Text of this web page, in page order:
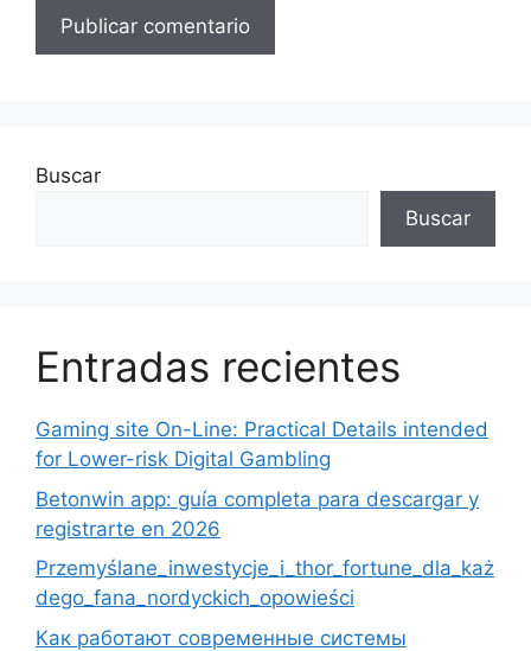
Buscar
Buscar
Entradas recientes
Gaming site On-Line: Practical Details intended
for Lower-risk Digital Gambling
Betonwin app: guía completa para descargar y
registrarte en 2026
Przemyślane_inwestycje_i_thor_fortune_dla_każ
dego_fana_nordyckich_opowieści
Как работают современные системы